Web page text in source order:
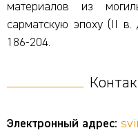
материалов из
сарматскую эпоху (II в.
186-204.
Электронный адрес: